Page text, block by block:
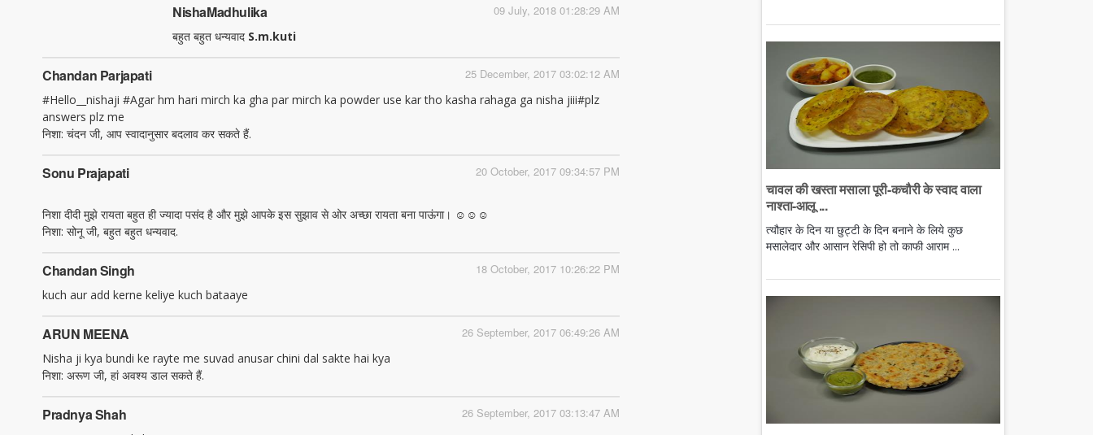
09 July, 2018 01:28:29 AM
NishaMadhulika
बहुत बहुत धन्यवाद S.m.kuti
25 December, 2017 03:02:12 AM
Chandan Parjapati
#Hello__nishaji #Agar hm hari mirch ka gha par mirch ka powder use kar tho kasha rahaga ga nisha jiii#plz
answers plz me
निशा: चंदन जी, आप स्वादानुसार बदलाव कर सकते हैं.
20 October, 2017 09:34:57 PM
Sonu Prajapati
निशा दीदी मुझे रायता बहुत ही ज्यादा पसंद है और मुझे आपके इस सुझाव से ओर अच्छा रायता बना पाऊंगा। ☺☺☺
निशा: सोनू जी, बहुत बहुत धन्यवाद.
18 October, 2017 10:26:22 PM
Chandan Singh
kuch aur add kerne keliye kuch bataaye
26 September, 2017 06:49:26 AM
ARUN MEENA
Nisha ji kya bundi ke rayte me suvad anusar chini dal sakte hai kya
निशा: अरूण जी, हां अवश्य डाल सकते हैं.
26 September, 2017 03:13:47 AM
Pradnya Shah
चावल की खस्ता मसाला पूरी-कचौरी के स्वाद वाला
नाश्ता-आलू ...
त्यौहार के दिन या छुट्टी के दिन बनाने के लिये कुछ
मसालेदार और आसान रेसिपी हो तो काफी आराम ...